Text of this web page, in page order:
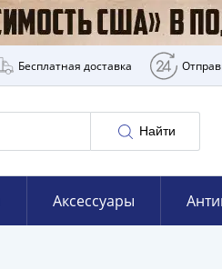
Бесплатная доставка
Найти
Аксессуары